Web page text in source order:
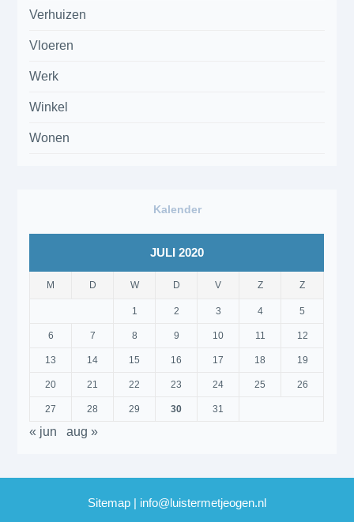
Verhuizen
Vloeren
Werk
Winkel
Wonen
Kalender
JULI 2020
M D W D V Z Z
1 2 3 4 5
6 7 8 9 10 11 12
13 14 15 16 17 18 19
20 21 22 23 24 25 26
27 28 29 30 31
« jun aug »
Sitemap | info@luistermetjeogen.nl